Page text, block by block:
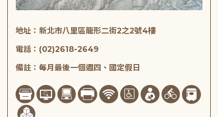
地址：新北市八里區龍形二街2之2號4樓
電話：(02)2618-2649
備註：每月最後一個週四、國定假日